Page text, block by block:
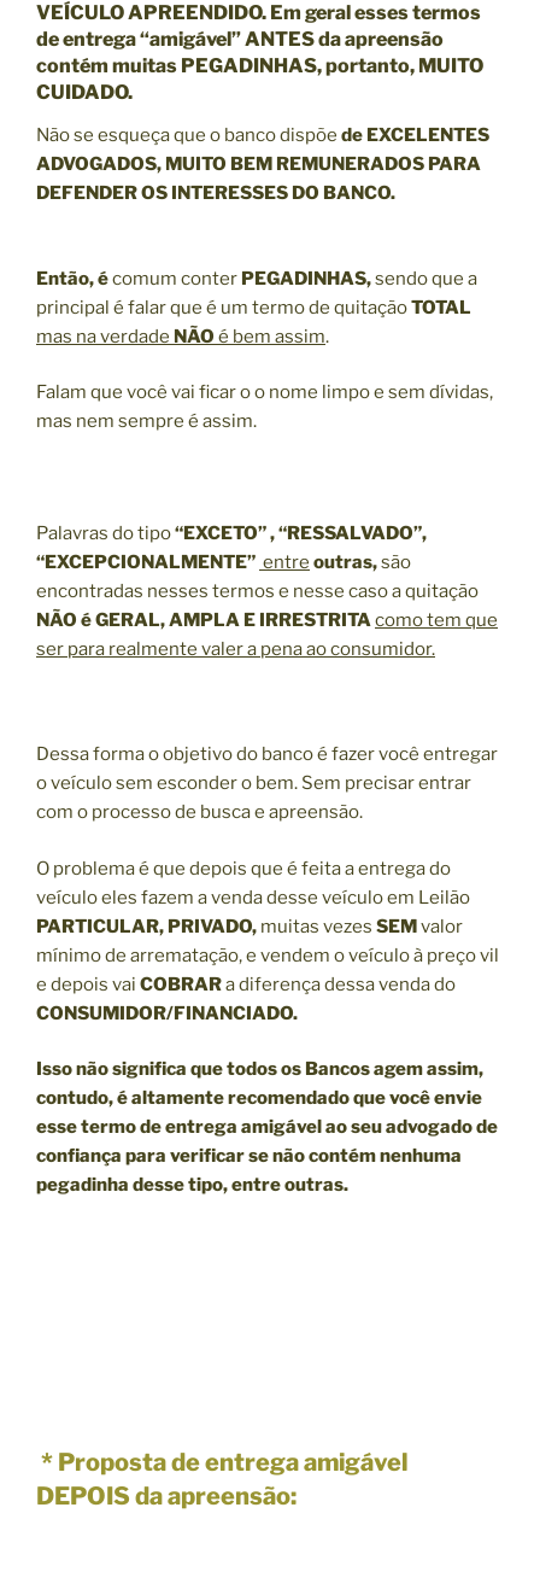
VEÍCULO APREENDIDO. Em geral esses termos
de entrega “amigável” ANTES da apreensão
contém muitas PEGADINHAS, portanto, MUITO
CUIDADO.
Não se esqueça que o banco dispõe de EXCELENTES
ADVOGADOS, MUITO BEM REMUNERADOS PARA
DEFENDER OS INTERESSES DO BANCO.
Então, écomum conter PEGADINHAS,sendo que a
principal é falar que é um termo de quitaçãoTOTAL
mas na verdade NÃO é bem assim.
Falam que você vai ficar o o nome limpo e sem dívidas,
mas nem sempre é assim.
Palavras do tipo“EXCETO” , “RESSALVADO”,
“EXCEPCIONALMENTE” entre outras,são
encontradas nesses termos e nesse caso a quitação
NÃO é GERAL, AMPLA E IRRESTRITAcomo tem que
ser para realmente valer a pena ao consumidor.
Dessa forma o objetivo do banco é fazer você entregar
o veículo sem esconder o bem. Sem precisar entrar
com o processo de busca e apreensão.
O problema é que depois que é feita a entrega do
veículo eles fazem a venda desse veículo em Leilão
PARTICULAR, PRIVADO, muitas vezes SEMvalor
mínimo de arrematação, e vendem o veículo à preço vil
e depois vai COBRARa diferença dessa venda do
CONSUMIDOR/FINANCIADO.
Isso não significa que todos os Bancos agem assim,
contudo, é altamente recomendado que você envie
esse termo de entrega amigável ao seu advogado de
confiança para verificar se não contém nenhuma
pegadinha desse tipo, entre outras.
* Proposta de entrega amigável
DEPOIS da apreensão: